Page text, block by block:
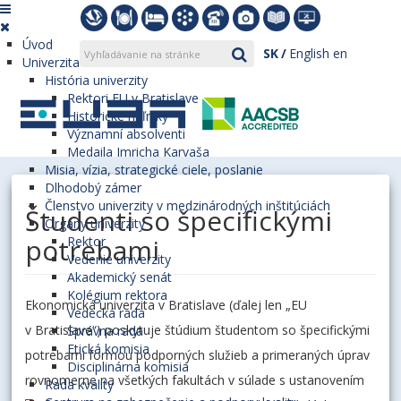
SK English en
Úvod
Univerzita
História univerzity
Rektori EU v Bratislave
Historické míľniky
Významní absolventi
Medaila Imricha Karvaša
Misia, vízia, strategické ciele, poslanie
Dlhodobý zámer
Členstvo univerzity v medzinárodných inštitúciách
Orgány univerzity
Rektor
Vedenie univerzity
Akademický senát
Kolégium rektora
Vedecká rada
Správna rada
Etická komisia
Disciplinárna komisia
Rada kvality
Študenti so špecifickými
potrebami
Ekonomická univerzita v Bratislave (ďalej len „EU
v Bratislave“) poskytuje štúdium študentom so špecifickými
potrebami formou podporných služieb a primeraných úprav
rovnomerne na všetkých fakultách v súlade s ustanovením